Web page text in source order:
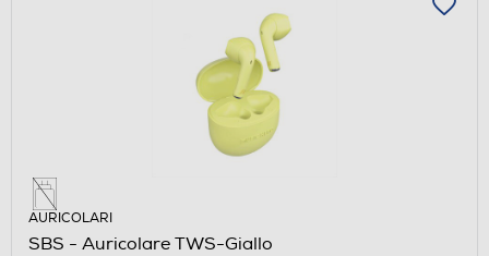
AURICOLARI
SBS - Auricolare TWS-Giallo